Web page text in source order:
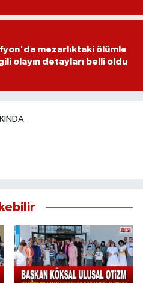
mezarlıktaki ölümle
olayın detayları belli oldu